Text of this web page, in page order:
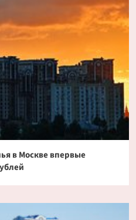
в Москве впервые